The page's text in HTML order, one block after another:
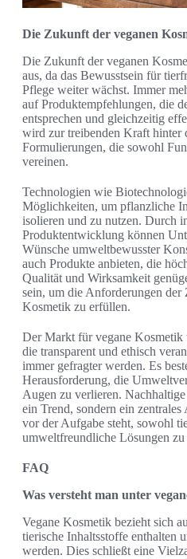
Die Zukunft der veganen
Die Zukunft der veganen
aus, da das Bewusstsein für
Pflege weiter wächst. Immer
auf Produktempfehlungen, die
entsprechen und gleichzeitig
wird zur treibenden Kraft hinter
Formulierungen, die sowohl
vereinen.
Technologien wie
Möglichkeiten, um pflanzliche
isolieren und zu nutzen. Durch
Produktentwicklung können
Wünsche umweltbewusster
auch Produkte anbieten, die
Qualität und Wirksamkeit
sein, um die Anforderungen
Kosmetik zu erfüllen.
Der Markt für vegane Kosmetik
die transparent und ethisch
immer gefragter werden. Es
Herausforderung, die
Augen zu verlieren.
ein Trend, sondern ein
vor der Aufgabe steht, sowohl
umweltfreundliche Lösungen
FAQ
Was versteht man unter
Vegane Kosmetik bezieht sich
tierische Inhaltsstoffe enthalten
werden. Dies schließt eine